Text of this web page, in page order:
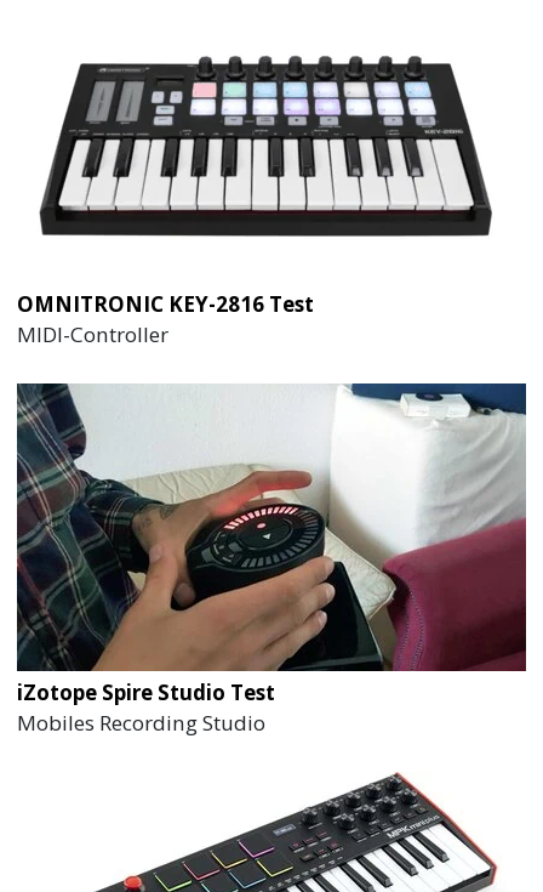
OMNITRONIC KEY-2816 Test
MIDI-Controller
iZotope Spire Studio Test
Mobiles Recording Studio